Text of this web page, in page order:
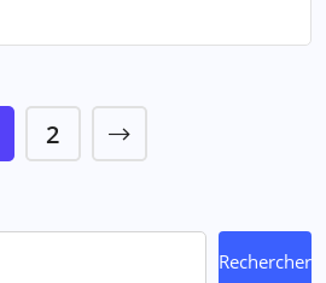
2
Rechercher